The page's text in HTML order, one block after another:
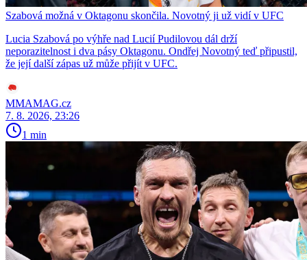
Szabová možná v Oktagonu skončila. Novotný ji už vidí v UFC
Lucia Szabová po výhře nad Lucií Pudilovou dál drží
neporazitelnost i dva pásy Oktagonu. Ondřej Novotný teď připustil,
že její další zápas už může přijít v UFC.
MMAMAG.cz
7. 8. 2026, 23:26
1 min